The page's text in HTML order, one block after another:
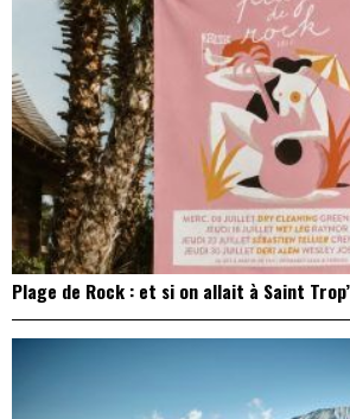
Plage de Rock : et si on allait à Saint